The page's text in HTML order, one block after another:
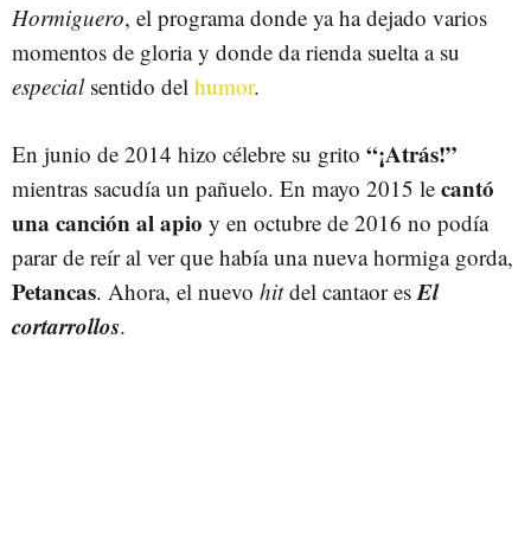
Hormiguero, el programa donde ya ha dejado varios
momentos de gloria y donde da rienda suelta a su
especialsentido del humor.
En junio de 2014 hizo célebre su grito “¡Atrás!”
mientras sacudía un pañuelo. En mayo 2015 le cantó
una canción al apio y en octubre de 2016 no podía
parar de reír al ver que había una nueva hormiga gorda,
Petancas. Ahora, el nuevo hitdel cantaor esEl
cortarrollos.